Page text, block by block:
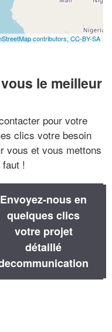
contributors, CC-BY-SA
le meilleur
pour votre
clics votre besoin
vous et vous mettons
!
Envoyez-nous en
quelques clics
votre projet
détaillé